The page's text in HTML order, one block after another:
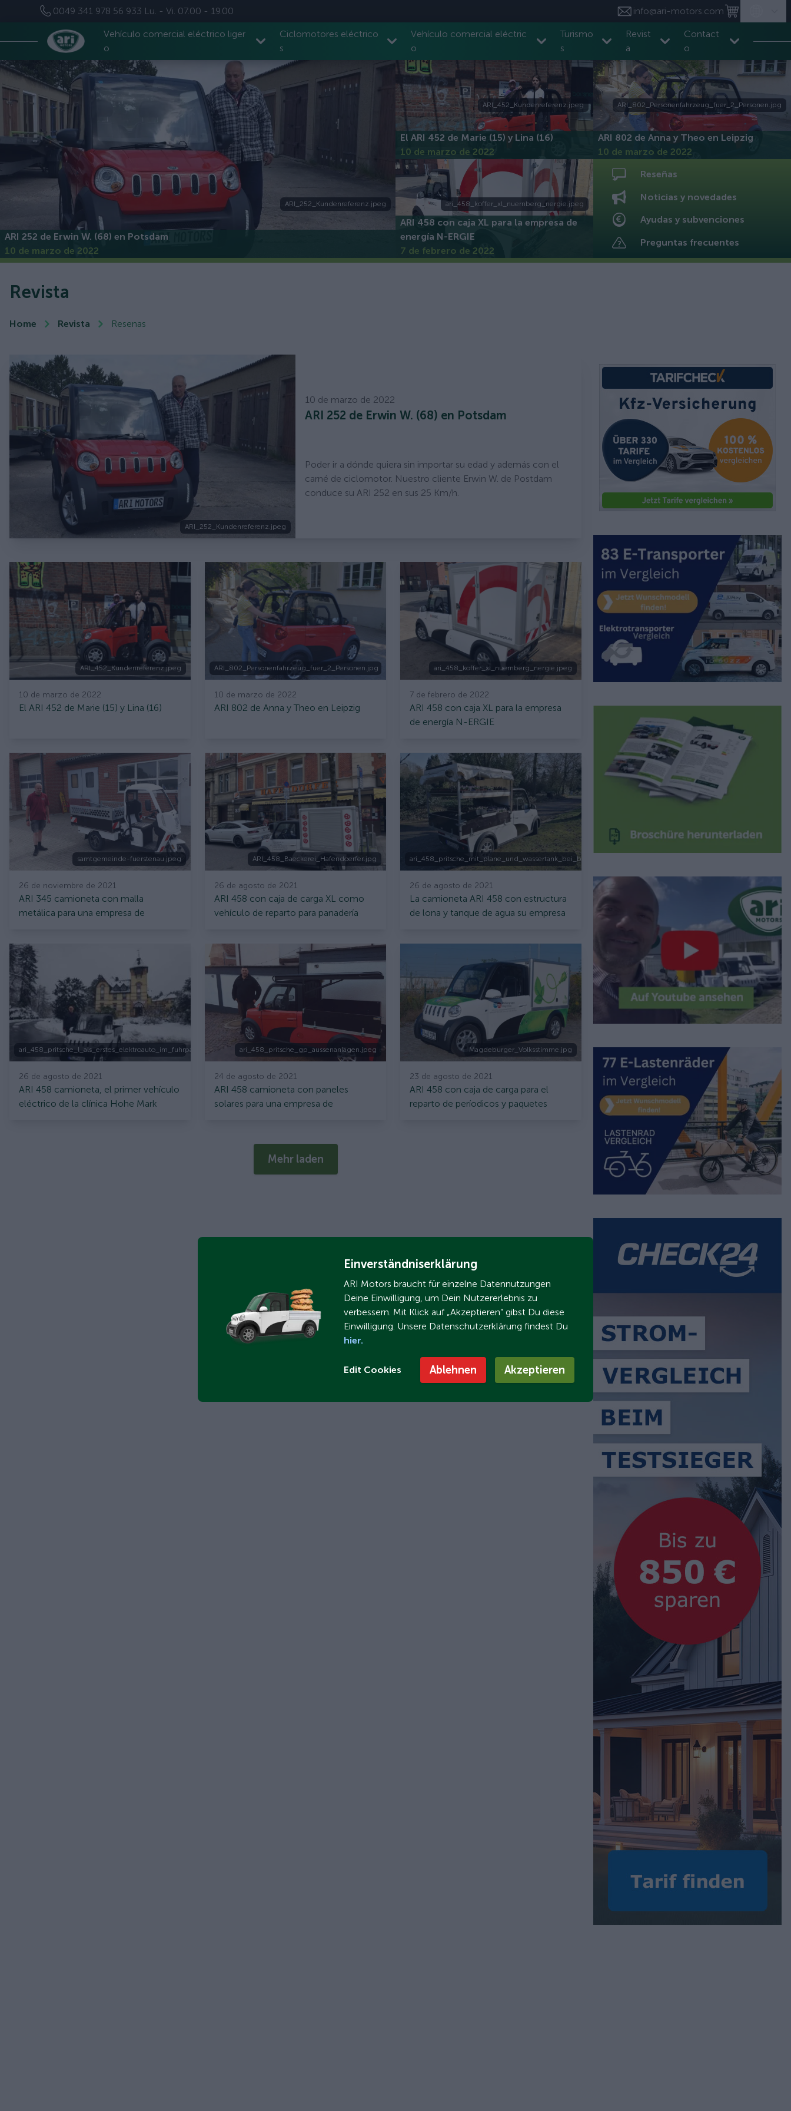
0049 341 978 56 933 Lu. - Vi. 07.00 - 19.00 info@ari-motors.com
Vehículo comercial eléctrico liger
o
Ciclomotores eléctrico
s
Vehículo comercial eléctric
o
Turismo
s
Revist
a
Contact
o
ARI_252_Kundenreferenz.jpeg
ARI 252 de Erwin W. (68) en Potsdam
10 de marzo de 2022
ARI_452_Kundenreferenz.jpeg
El ARI 452 de Marie (15) y Lina (16)
10 de marzo de 2022
ARI_802_Personenfahrzeug_fuer_2_Personen.jpg
ARI 802 de Anna y Theo en Leipzig
10 de marzo de 2022
ari_458_koffer_xl_nuernberg_nergie.jpeg
ARI 458 con caja XL para la empresa de
energía N-ERGIE
7 de febrero de 2022
Reseñas
Noticias y novedades
Ayudas y subvenciones
Preguntas frecuentes
Revista
Home Revista Resenas
ARI_252_Kundenreferenz.jpeg
10 de marzo de 2022
ARI 252 de Erwin W. (68) en Potsdam
Poder ir a dónde quiera sin importar su edad y además con el
carné de ciclomotor. Nuestro cliente Erwin W. de Postdam
conduce su ARI 252 en sus 25 Km/h.
ARI_452_Kundenreferenz.jpeg
10 de marzo de 2022
El ARI 452 de Marie (15) y Lina (16)
ARI_802_Personenfahrzeug_fuer_2_Personen.jpg
10 de marzo de 2022
ARI 802 de Anna y Theo en Leipzig
ari_458_koffer_xl_nuernberg_nergie.jpeg
7 de febrero de 2022
ARI 458 con caja XL para la empresa
de energía N-ERGIE
samtgemeinde-fuerstenau.jpeg
26 de noviembre de 2021
ARI 345 camioneta con malla
metálica para una empresa de
ARI_458_Baeckerei_Hafendoerfer.jpg
26 de agosto de 2021
ARI 458 con caja de carga XL como
vehículo de reparto para panadería
ari_458_pritsche_mit_plane_und_wassertank_bei_blumen_dietz_in_moenchengladbach.jpg
26 de agosto de 2021
La camioneta ARI 458 con estructura
de lona y tanque de agua su empresa
ari_458_pritsche_l_als_erstes_elektroauto_im_fuhrpark_der_klinik_hohe_mark.jpg
26 de agosto de 2021
ARI 458 camioneta, el primer vehículo
eléctrico de la clínica Hohe Mark
ari_458_pritsche_gp_aussenanlagen.jpeg
24 de agosto de 2021
ARI 458 camioneta con paneles
solares para una empresa de
Magdeburger_Volksstimme.jpg
23 de agosto de 2021
ARI 458 con caja de carga para el
reparto de períodicos y paquetes
Mehr laden
Einverständniserklärung
ARI Motors braucht für einzelne Datennutzungen
Deine Einwilligung, um Dein Nutzererlebnis zu
verbessern. Mit Klick auf „Akzeptieren“ gibst Du diese
Einwilligung. Unsere Datenschutzerklärung findest Du
hier.
Edit Cookies Ablehnen Akzeptieren